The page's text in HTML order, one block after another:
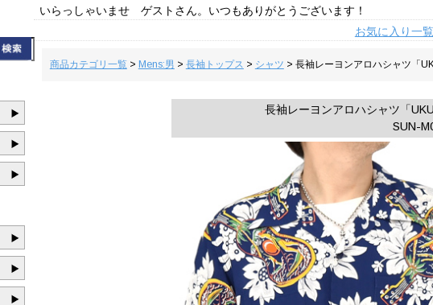
いらっしゃいませ ゲストさん。いつもありがとうございます！
お気に入り一覧
商品カテゴリ一覧> Mens:男 > 長袖トップス > シャツ > 長袖レーヨンアロハシャツ「
長袖レーヨンアロハシャツ「
SUN-